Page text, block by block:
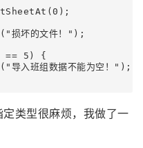
坏的文件！");
== 5) {
入班组数据不能为空！");
类型很麻烦，我做了一